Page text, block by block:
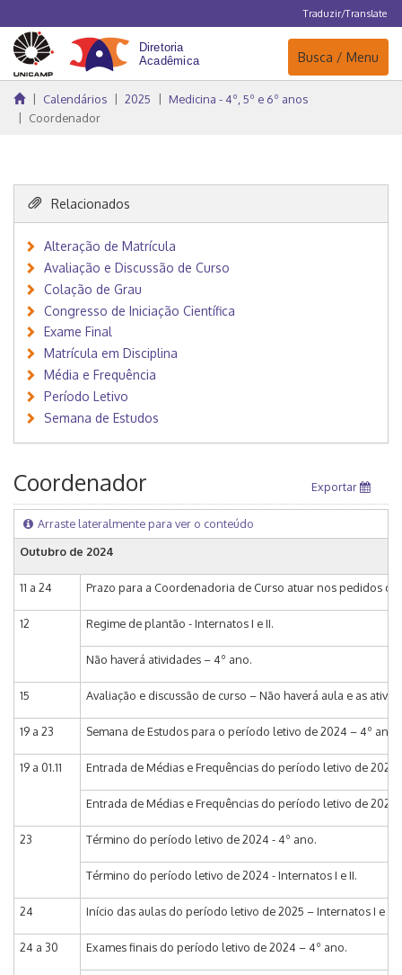
Traduzir/Translate
Navegação
Busca / Menu
Calendários 2025
Medicina - 4º, 5º e 6º anos
Coordenador
Relacionados
Alteração de Matrícula
Avaliação e Discussão de Curso
Colação de Grau
Congresso de Iniciação Científica
Exame Final
Matrícula em Disciplina
Média e Frequência
Período Letivo
Semana de Estudos
Coordenador Exportar
Arraste lateralmente para ver o conteúdo
Outubro de 2024
11 a 24 Prazo para a Coordenadoria de Curso atuar nos pedidos
12 Regime de plantão - Internatos I e II.
Não haverá atividades – 4º ano.
15 Avaliação e discussão de curso – Não haverá aula e as
19 a 23 Semana de Estudos para o período letivo de 2024 – 4º ano.
19 a 01.11 Entrada de Médias e Frequências do período letivo de 2024
Entrada de Médias e Frequências do período letivo de 2024
23 Término do período letivo de 2024 - 4º ano.
Término do período letivo de 2024 - Internatos I e II.
24 Início das aulas do período letivo de 2025 – Internatos I e II.
24 a 30 Exames finais do período letivo de 2024 – 4º ano.